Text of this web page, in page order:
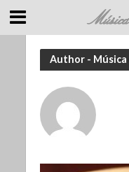
Author - Música